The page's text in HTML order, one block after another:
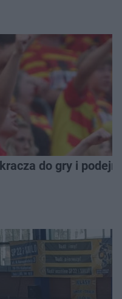
do gry i